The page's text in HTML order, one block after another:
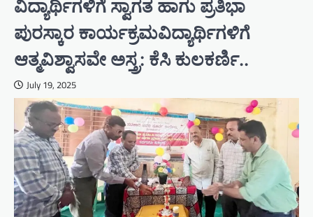
ವಿದ್ಯಾರ್ಥಿಗಳಿಗೆ ಸ್ವಾಗತ ಹಾಗು ಪ್ರತಿಭಾ
ಪುರಸ್ಕಾರ ಕಾರ್ಯಕ್ರಮವಿದ್ಯಾರ್ಥಿಗಳಿಗೆ
ಆತ್ಮವಿಶ್ವಾಸವೇ ಅಸ್ತ್ರ: ಕೆಸಿ ಕುಲಕರ್ಣಿ..
July 19, 2025